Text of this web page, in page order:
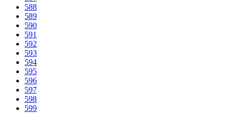
588
589
590
591
592
593
594
595
596
597
598
599